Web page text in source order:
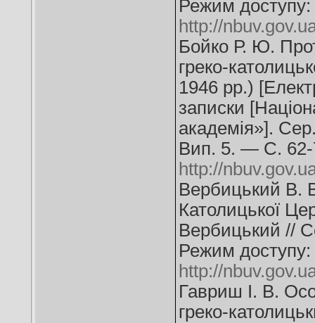
Режим доступу:
http://
Бойко Р. Ю.
греко-
1946 рр.)
записки
академія»].
Вип. 5. — С.
http://
Вербицький В.
Католицької
Вербицький
Режим доступу:
http://
Гавриш І. В.
греко-